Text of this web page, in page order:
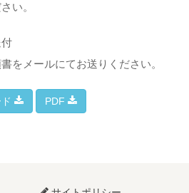
い。
をメールにてお送りください。
PDF